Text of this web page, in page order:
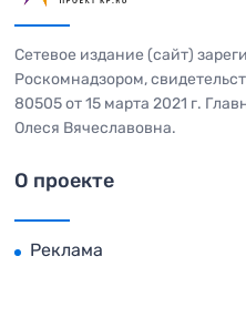
Сетевое издание (сайт)
Роскомнадзором,
80505 от 15 марта 2021 г.
Олеся Вячеславовна.
О проекте
Реклама